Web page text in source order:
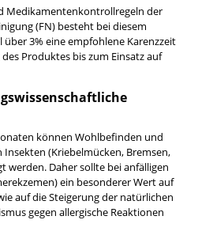
Medikamentenkontrollregeln der
(FN) besteht bei diesem
3% eine empfohlene Karenzzeit
Produktes bis zum Einsatz auf
können Wohlbefinden und
(Kriebelmücken, Bremsen,
werden. Daher sollte bei anfälligen
ein besonderer Wert auf
auf die Steigerung der natürlichen
gegen allergische Reaktionen